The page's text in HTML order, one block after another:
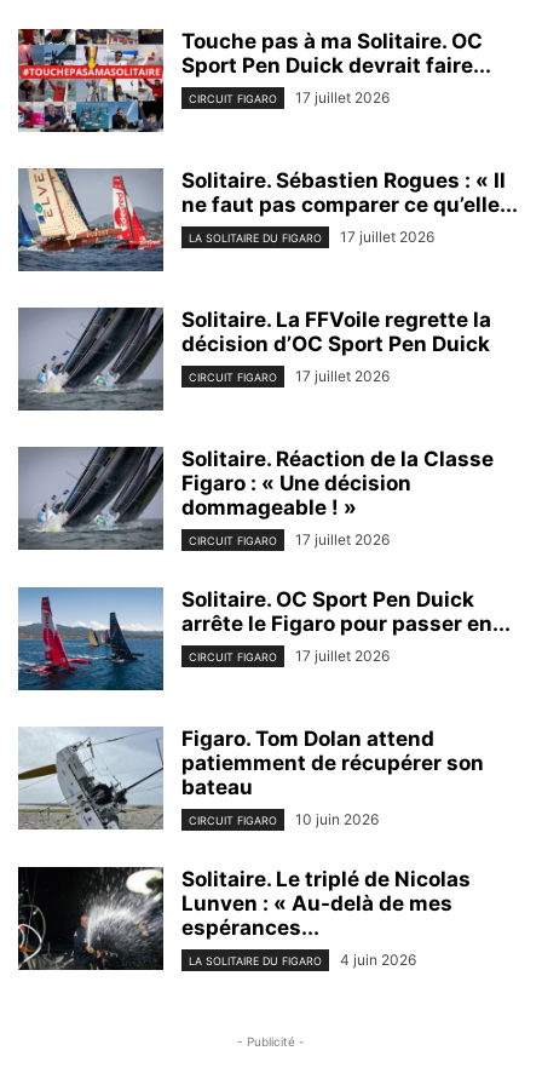
Touche pas à ma Solitaire. OC
Sport Pen Duick devrait faire...
CIRCUIT FIGARO 17 juillet 2026
Solitaire. Sébastien Rogues : « Il
ne faut pas comparer ce qu’elle...
LA SOLITAIRE DU FIGARO 17 juillet 2026
Solitaire. La FFVoile regrette la
décision d’OC Sport Pen Duick
CIRCUIT FIGARO 17 juillet 2026
Solitaire. Réaction de la Classe
Figaro : « Une décision
dommageable ! »
CIRCUIT FIGARO 17 juillet 2026
Solitaire. OC Sport Pen Duick
arrête le Figaro pour passer en...
CIRCUIT FIGARO 17 juillet 2026
Figaro. Tom Dolan attend
patiemment de récupérer son
bateau
CIRCUIT FIGARO 10 juin 2026
Solitaire. Le triplé de Nicolas
Lunven : « Au-delà de mes
espérances...
LA SOLITAIRE DU FIGARO 4 juin 2026
- Publicité -